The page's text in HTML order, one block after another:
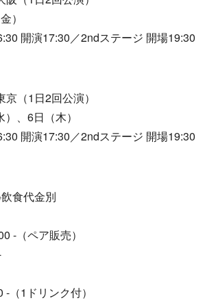
）
開演17:30／2ndステージ 開場19:30
（1日2回公演）
、6日（木）
開演17:30／2ndステージ 開場19:30
食代金別
-（ペア販売）
（1ドリンク付）